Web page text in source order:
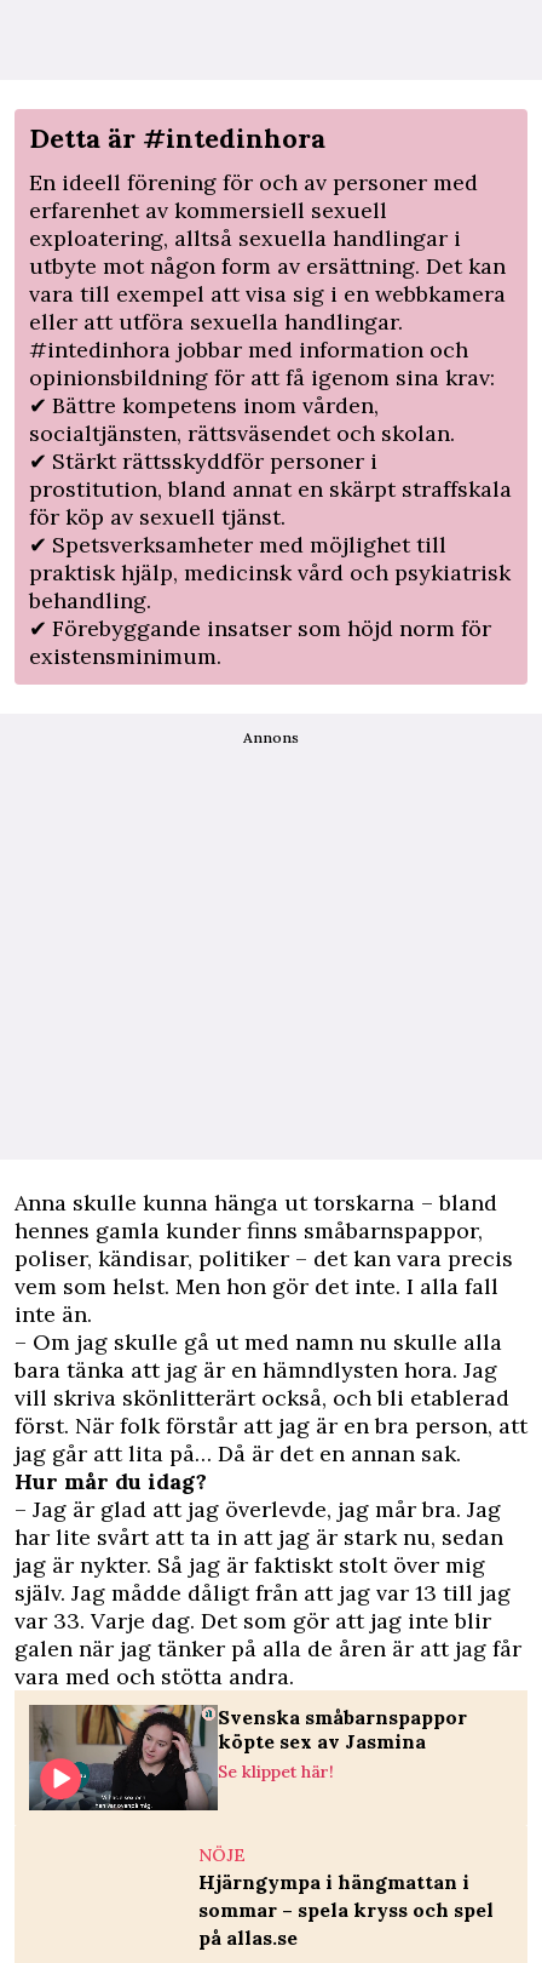
Detta är #intedinhora
En ideell förening för och av personer med
erfarenhet av kommersiell sexuell
exploatering, alltså sexuella handlingar i
utbyte mot någon form av ersättning. Det kan
vara till exempel att visa sig i en webbkamera
eller att utföra sexuella handlingar.
#intedinhora jobbar med information och
opinionsbildning för att få igenom sina krav:
✔ Bättre kompetens inom vården,
socialtjänsten, rättsväsendet och skolan.
✔ Stärkt rättsskyddför personer i
prostitution, bland annat en skärpt straffskala
för köp av sexuell tjänst.
✔ Spetsverksamheter med möjlighet till
praktisk hjälp, medicinsk vård och psykiatrisk
behandling.
✔ Förebyggande insatser som höjd norm för
existensminimum.
Annons
Anna skulle kunna hänga ut torskarna – bland
hennes gamla kunder finns småbarnspappor,
poliser, kändisar, politiker – det kan vara precis
vem som helst. Men hon gör det inte. I alla fall
inte än.
– Om jag skulle gå ut med namn nu skulle alla
bara tänka att jag är en hämndlysten hora. Jag
vill skriva skönlitterärt också, och bli etablerad
först. När folk förstår att jag är en bra person, att
jag går att lita på… Då är det en annan sak.
Hur mår du idag?
– Jag är glad att jag överlevde, jag mår bra. Jag
har lite svårt att ta in att jag är stark nu, sedan
jag är nykter. Så jag är faktiskt stolt över mig
själv. Jag mådde dåligt från att jag var 13 till jag
var 33. Varje dag. Det som gör att jag inte blir
galen när jag tänker på alla de åren är att jag får
vara med och stötta andra.
Svenska småbarnspappor
köpte sex av Jasmina
Se klippet här!
NÖJE
Hjärngympa i hängmattan i
sommar – spela kryss och spel
på allas.se